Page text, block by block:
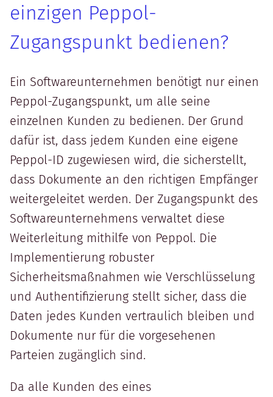
einzigen Peppol-
Zugangspunkt bedienen?
Ein Softwareunternehmen benötigt nur einen
Peppol-Zugangspunkt, um alle seine
einzelnen Kunden zu bedienen. Der Grund
dafür ist, dass jedem Kunden eine eigene
Peppol-ID zugewiesen wird, die sicherstellt,
dass Dokumente an den richtigen Empfänger
weitergeleitet werden. Der Zugangspunkt des
Softwareunternehmens verwaltet diese
Weiterleitung mithilfe von Peppol. Die
Implementierung robuster
Sicherheitsmaßnahmen wie Verschlüsselung
und Authentifizierung stellt sicher, dass die
Daten jedes Kunden vertraulich bleiben und
Dokumente nur für die vorgesehenen
Parteien zugänglich sind.
Da alle Kunden des eines